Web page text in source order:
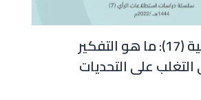
خلاصات معرفية (17): ما هو التفكير
على التحديات